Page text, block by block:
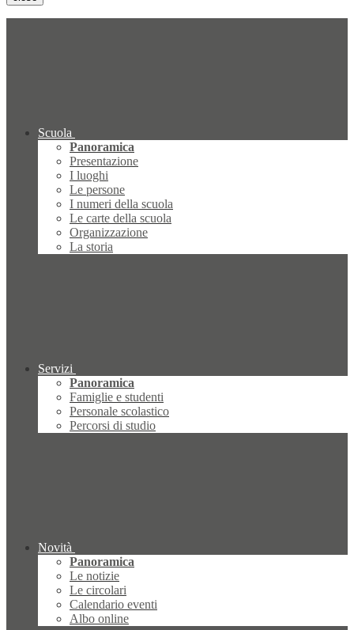
Scuola
Panoramica
Presentazione
I luoghi
Le persone
I numeri della scuola
Le carte della scuola
Organizzazione
La storia
Servizi
Panoramica
Famiglie e studenti
Personale scolastico
Percorsi di studio
Novità
Panoramica
Le notizie
Le circolari
Calendario eventi
Albo online